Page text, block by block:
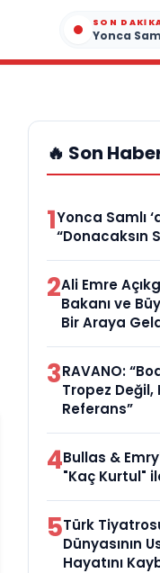
SON
🔥 Son
1Yonca Samlı
“Donacaksın
2Ali Emre
Bakanı ve
Bir Araya
3RAVANO:
Tropez Değil,
Referans”
4Bullas &
"Kaç Kurtul"
5Türk
Dünyasının
Hayatını